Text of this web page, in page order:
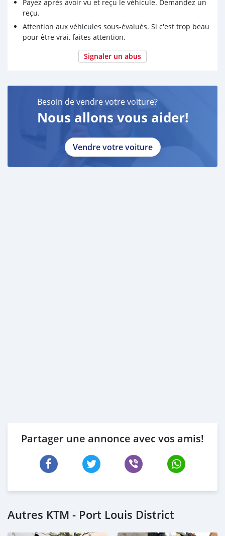
- New Can of Air Filter Oil
- 2 Extra New Original Oil Filters and Parts
- Please whatsapp on +79267750853
Payez après avoir vu et reçu le véhicule. Demandez un
reçu.
Attention aux véhicules sous-évalués. Si c'est trop beau
pour être vrai, faites attention.
Signaler un abus
Besoin de vendre votre voiture?
Nous allons vous aider!
Vendre votre voiture
Partager une annonce avec vos amis!
Autres KTM - Port Louis District